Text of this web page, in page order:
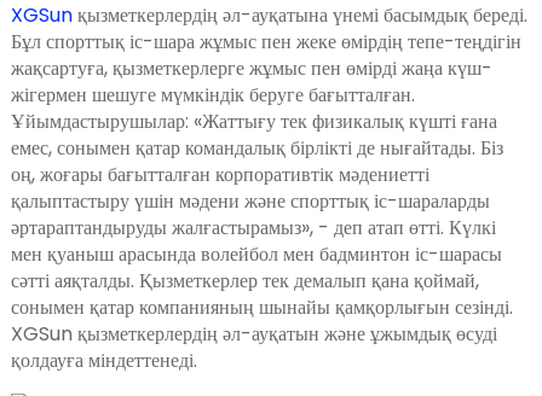
XGSunқызметкерлердің әл-ауқатына үнемі басымдық береді.
Бұл спорттық іс-шара жұмыс пен жеке өмірдің тепе-теңдігін
жақсартуға, қызметкерлерге жұмыс пен өмірді жаңа күш-
жігермен шешуге мүмкіндік беруге бағытталған.
Ұйымдастырушылар: «Жаттығу тек физикалық күшті ғана
емес, сонымен қатар командалық бірлікті де нығайтады. Біз
оң, жоғары бағытталған корпоративтік мәдениетті
қалыптастыру үшін мәдени және спорттық іс-шараларды
әртараптандыруды жалғастырамыз», - деп атап өтті. Күлкі
мен қуаныш арасында волейбол мен бадминтон іс-шарасы
сәтті аяқталды. Қызметкерлер тек демалып қана қоймай,
сонымен қатар компанияның шынайы қамқорлығын сезінді.
XGSun қызметкерлердің әл-ауқатын және ұжымдық өсуді
қолдауға міндеттенеді.